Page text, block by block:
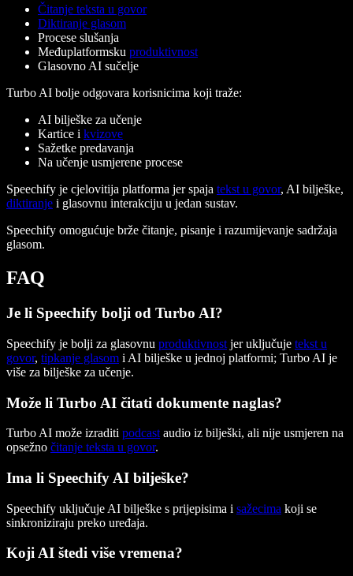
Čitanje teksta u govor
Diktiranje glasom
Procese slušanja
Međuplatformsku produktivnost
Glasovno AI sučelje
Turbo AI bolje odgovara korisnicima koji traže:
AI bilješke za učenje
Kartice i kvizove
Sažetke predavanja
Na učenje usmjerene procese
Speechify je cjelovitija platforma jer spaja tekst u govor, AI bilješke,
diktiranje i glasovnu interakciju u jedan sustav.
Speechify omogućuje brže čitanje, pisanje i razumijevanje sadržaja
glasom.
FAQ
Je li Speechify bolji od Turbo AI?
Speechify je bolji za glasovnu produktivnost jer uključuje tekst u
govor, tipkanje glasom i AI bilješke u jednoj platformi; Turbo AI je
više za bilješke za učenje.
Može li Turbo AI čitati dokumente naglas?
Turbo AI može izraditi podcast audio iz bilješki, ali nije usmjeren na
opsežno čitanje teksta u govor.
Ima li Speechify AI bilješke?
Speechify uključuje AI bilješke s prijepisima i sažecima koji se
sinkroniziraju preko uređaja.
Koji AI štedi više vremena?